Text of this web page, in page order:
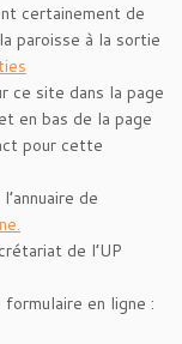
certainement de
paroisse à la sortie
ce site dans la page
en bas de la page
pour cette
de
de l’UP
en ligne :